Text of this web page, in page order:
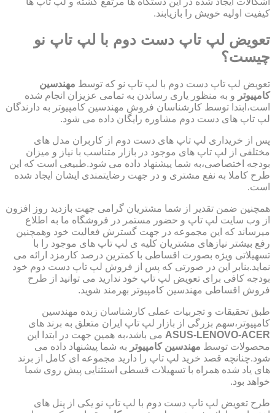
کیفیت اولیه خویش را بازیابند.
تعویض لپ تاپ دست دوم با لپ تاپ نو
چیست؟
تعویض لپ تاپ دست دوم با لپ تاپ نو که توسط مهندسین
کامپیوتر و به منظور یاری رساندن به تمامی عزیزان انجام شده
است،ابتدا توسط کارشناسان فروش مهندسین کامپیوتر به دارندگان
لپ تاپ های دست دوم مشاوره رایگان داده می شود.
پس از خریداری لپ تاپ های دست دوم از کاربران مدل های
مختلفی از لپ تاپ های موجود در بازار متناسب با نیاز و میزان
بودجه اختصاصی،به شما پیشنهاد داده می شود.طبیعی است که این
طرح کاملا به نفع مشتری و در جهت رضایتمندی ایشان ایجاد شده
است.
همچنین ضمن تقدیر از شما مشتریان گرامی جهت بازدید روز افزون
از وب سایت لپ تاپ و حضور مستمر در فروشگاه ما به اطلاع
میرساند که این مجموعه در جهت گسترش فعالیت خود وهمچنین
رفع بیشتر نیازهای مشتریان کلیه ی لپ تاپ های موجود را با
تسهیلاتی ویژه بصورت اقساطی با کمترین درصد کارمزد ارائه می
نماید.بنابر این در صورتی که پس از فروش لپ تاپ دست دوم خود
بودجه کافی برای تعویض لپ تاپ خود ندارید می توانید از طرح
فروش اقساطی مهندسین کامپیوتر بهرمند شوید.
طبق تحقیقات و تجربیات عملی کارشناسان زبده مهندسین
کامپیوتر،سهم بزرگی از بازار لپ تاپ ایران متعلق به برند های
ASUS-LENOVO-ACER می باشد،به همین جهت در ابتدا این
محصولات توسط مهندسین کامپیوتر به شما پیشنهاد داده می
شود.چنانچه قصد خرید لپ تاپ را دارید مجموعه ای کامل از برند
های یاد شده همراه با تسهیلات قسطی استثنایی پیش روی شما
خواهد بود.
طرح تعویض لپ تاپ دست دوم با لپ تاپ نو یکی از پنل های